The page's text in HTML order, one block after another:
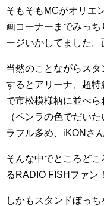
そもそもMCがオリエ
画コーナーまでみっ
ージいかしてました。
当然のことながらスタ
するとアリーナ、超
で市松模様柄に並べら
（ペンラの色でだい
ラフル多め、iKONさ
そんな中でところど
るRADIO FISHファン
しかもスタンドぼっ